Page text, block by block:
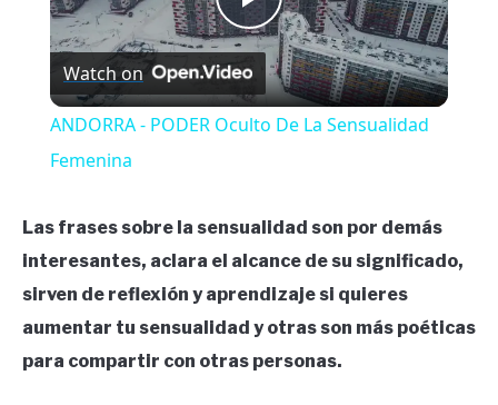
Play
Video
Watch on
ANDORRA - PODER Oculto De La Sensualidad
Femenina
Las frases sobre la sensualidad son por demás
interesantes, aclara el alcance de su significado,
sirven de reflexión y aprendizaje si quieres
aumentar tu sensualidad y otras son más poéticas
para compartir con otras personas.